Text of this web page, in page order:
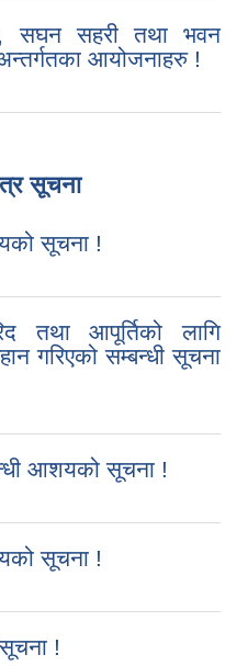
सघन सहरी तथा भवन
आयोजनाहरु !
सूचना
सूचना !
तथा आपूर्तिको लागि
गरिएको सम्बन्धी सूचना
आशयको सूचना !
सूचना !
!